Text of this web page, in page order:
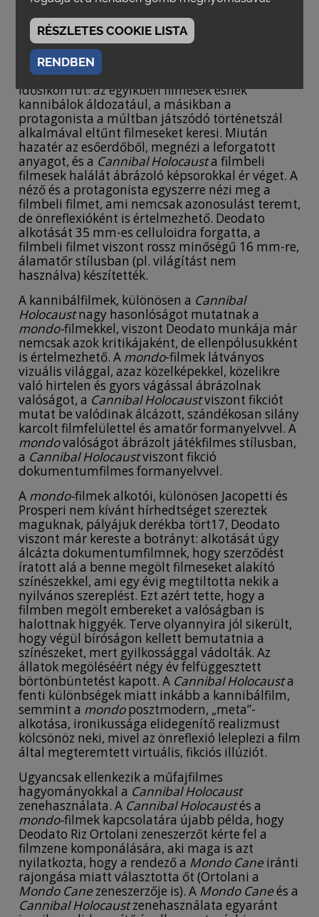
mivel a később antagonistának bizonyuló
főhősök e filmben filmkészítők. Már ez a
cselekményszál is értelmezhető a
kannibálfilm posztmodern (ön)kritikájaként16,
de aCannibal Holocaust
önreflexívebb. A cselekmény két szálon és két
idősíkon fut: az egyikben filmesek esnek
kannibálok áldozatául, a másikban a
protagonista a múltban játszódó történetszál
alkalmával eltűnt filmeseket keresi. Miután
hazatér az esőerdőből, megnézi a leforgatott
anyagot, és a Cannibal Holocausta filmbeli
filmesek halálát ábrázoló képsorokkal ér véget. A
néző és a protagonista egyszerre nézi meg a
filmbeli filmet, ami nemcsak azonosulást teremt,
de önreflexióként is értelmezhető. Deodato
alkotását 35 mm-es celluloidra forgatta, a
filmbeli filmet viszont rossz minőségű 16 mm-re,
álamatőr stílusban (pl. világítást nem
használva) készítették.
A kannibálfilmek, különösen a Cannibal
Holocaustnagy hasonlóságot mutatnak a
mondo-filmekkel, viszont Deodato munkája már
nemcsak azok kritikájaként, de ellenpólusukként
is értelmezhető. A mondo-filmek látványos
vizuális világgal, azaz közelképekkel, közelikre
való hirtelen és gyors vágással ábrázolnak
valóságot, a Cannibal Holocaustviszont fikciót
mutat be valódinak álcázott, szándékosan silány
karcolt filmfelülettel és amatőr formanyelvvel. A
mondovalóságot ábrázolt játékfilmes stílusban,
a Cannibal Holocaustviszont fikció
dokumentumfilmes formanyelvvel.
A mondo-filmek alkotói, különösen Jacopetti és
Prosperi nem kívánt hírhedtséget szereztek
maguknak, pályájuk derékba tört17, Deodato
viszont már kereste a botrányt: alkotását úgy
álcázta dokumentumfilmnek, hogy szerződést
íratott alá a benne megölt filmeseket alakító
színészekkel, ami egy évig megtiltotta nekik a
nyilvános szereplést. Ezt azért tette, hogy a
filmben megölt embereket a valóságban is
halottnak higgyék. Terve olyannyira jól sikerült,
hogy végül bíróságon kellett bemutatnia a
színészeket, mert gyilkossággal vádolták. Az
állatok megöléséért négy év felfüggesztett
börtönbüntetést kapott. A Cannibal Holocausta
fenti különbségek miatt inkább a kannibálfilm,
semmint a mondoposztmodern, „meta”-
alkotása, ironikussága elidegenítő realizmust
kölcsönöz neki, mivel az önreflexió leleplezi a film
által megteremtett virtuális, fikciós illúziót.
Ugyancsak ellenkezik a műfajfilmes
hagyományokkal a Cannibal Holocaust
zenehasználata. A Cannibal Holocaustés a
mondo-filmek kapcsolatára újabb példa, hogy
Deodato Riz Ortolani zeneszerzőt kérte fel a
filmzene komponálására, aki maga is azt
nyilatkozta, hogy a rendező a Mondo Caneiránti
rajongása miatt választotta őt (Ortolani a
Mondo Canezeneszerzője is). A Mondo Caneés a
Cannibal Holocaustzenehasználata egyaránt
RÉSZLETES COOKIE LISTA
RENDBEN